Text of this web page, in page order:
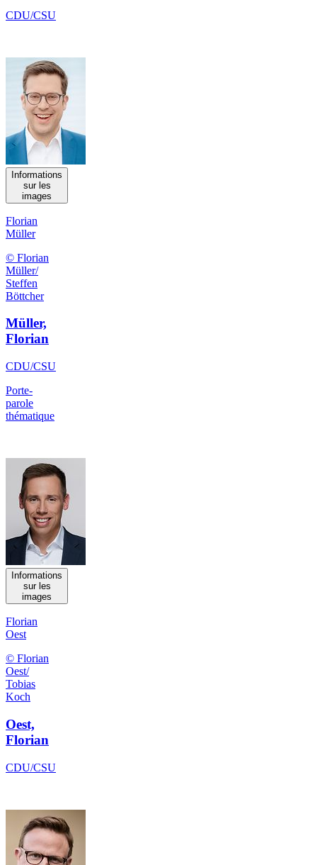
CDU/CSU
Informations
sur les
images
Florian
Müller
© Florian
Müller/
Steffen
Böttcher
Müller,
Florian
CDU/CSU
Porte-
parole
thématique
Informations
sur les
images
Florian
Oest
© Florian
Oest/
Tobias
Koch
Oest,
Florian
CDU/CSU